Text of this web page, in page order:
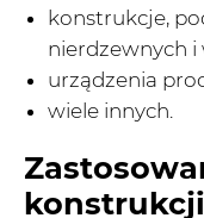
konstrukcje,
nierdzewnych
urządzenia
wiele innych.